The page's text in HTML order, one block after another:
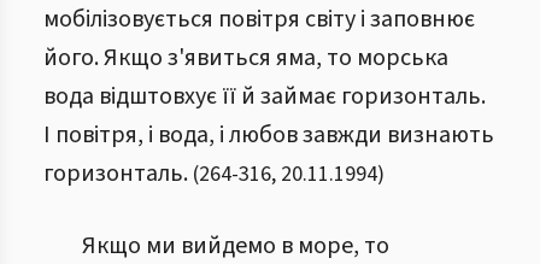
мобілізовується повітря світу і заповнює
його. Якщо з'явиться яма, то морська
вода відштовхує її й займає горизонталь.
І повітря, і вода, і любов завжди визнають
горизонталь. (264-316, 20.11.1994)
Якщо ми вийдемо в море, то